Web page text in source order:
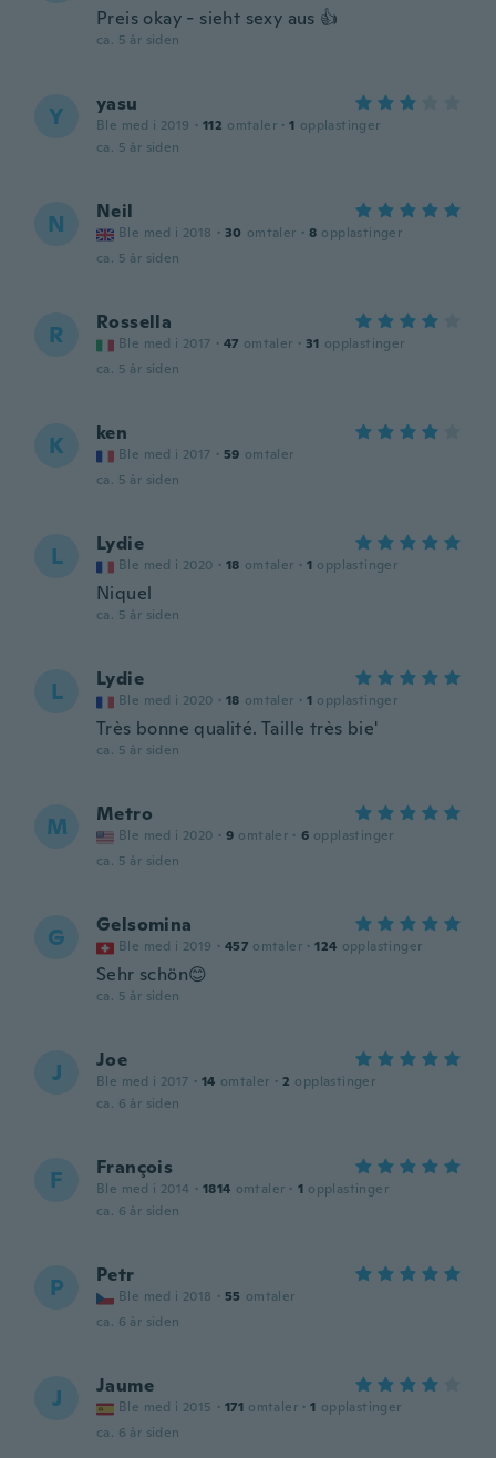
Preis okay - sieht sexy aus 👍
ca. 5 år siden
Y yasu
Ble med i 2019 · 112 omtaler · 1 opplastinger
ca. 5 år siden
N Neil
Ble med i 2018 · 30 omtaler · 8 opplastinger
ca. 5 år siden
R Rossella
Ble med i 2017 · 47 omtaler · 31 opplastinger
ca. 5 år siden
K ken
Ble med i 2017 · 59 omtaler
ca. 5 år siden
L Lydie
Ble med i 2020 · 18 omtaler · 1 opplastinger
Niquel
ca. 5 år siden
L Lydie
Ble med i 2020 · 18 omtaler · 1 opplastinger
Très bonne qualité. Taille très bie'
ca. 5 år siden
M Metro
Ble med i 2020 · 9 omtaler · 6 opplastinger
ca. 5 år siden
G Gelsomina
Ble med i 2019 · 457 omtaler · 124 opplastinger
Sehr schön😊
ca. 5 år siden
J Joe
Ble med i 2017 · 14 omtaler · 2 opplastinger
ca. 6 år siden
F François
Ble med i 2014 · 1814 omtaler · 1 opplastinger
ca. 6 år siden
P Petr
Ble med i 2018 · 55 omtaler
ca. 6 år siden
J Jaume
Ble med i 2015 · 171 omtaler · 1 opplastinger
ca. 6 år siden